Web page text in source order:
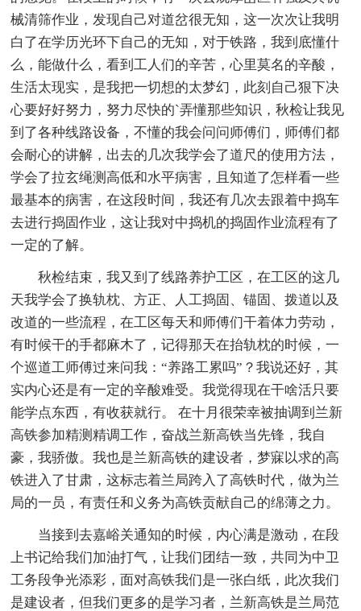
械清筛作业，发现自己对道岔很无知，这一次次让我明
白了在学历光环下自己的无知，对于铁路，我到底懂什
么，能做什么，看到工人们的辛苦，心里莫名的辛酸，
生活太现实，是我把一切想的太梦幻，此刻自己狠下决
心要好好努力，努力尽快的`弄懂那些知识，秋检让我见
到了各种线路设备，不懂的我会问问师傅们，师傅们都
会耐心的讲解，出去的几次我学会了道尺的使用方法，
学会了拉玄绳测高低和水平病害，且知道了怎样看一些
最基本的病害，在这段时间，我还有几次去跟着中捣车
去进行捣固作业，这让我对中捣机的捣固作业流程有了
一定的了解。
秋检结束，我又到了线路养护工区，在工区的这几
天我学会了换轨枕、方正、人工捣固、锚固、拨道以及
改道的一些流程，在工区每天和师傅们干着体力劳动，
有时候干的手都麻木了，记得那天在抬轨枕的时候，一
个巡道工师傅过来问我：“养路工累吗”？我说还好，其
实内心还是有一定的辛酸难受。我觉得现在干啥活只要
能学点东西，有收获就行。 在十月很荣幸被抽调到兰新
高铁参加精测精调工作，奋战兰新高铁当先锋，我自
豪，我骄傲。我也是兰新高铁的建设者，梦寐以求的高
铁进入了甘肃，这标志着兰局跨入了高铁时代，做为兰
局的一员，有责任和义务为高铁贡献自己的绵薄之力。
当接到去嘉峪关通知的时候，内心满是激动，在段
上书记给我们加油打气，让我们团结一致，共同为中卫
工务段争光添彩，面对高铁我们是一张白纸，此次我们
是建设者，但我们更多的是学习者，兰新高铁是兰局范